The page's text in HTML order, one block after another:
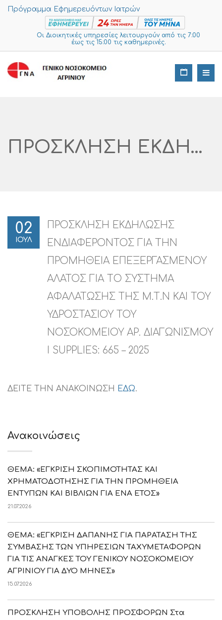
Πρόγραμμα Εφημερευόντων Ιατρών
Οι Διοικητικές υπηρεσίες λειτουργούν από τις 7:00
έως τις 15:00 τις καθημερινές.
ΠΡΟΣΚΛΗΣΗ ΕΚΔΗΛΩΣΗΣ ΕΝΔΙΑΦΕΡΟΝΤΟΣ ΓΙΑ ΤΗΝ ΠΡΟΜΗΘΕΙΑ ΕΠΕΞΕΡΓΑΣΜΕΝΟΥ ΑΛΑΤΟΣ ΓΙΑ ΤO ΣΥΣΤΗΜΑ ΑΦΑΛΑΤΩΣΗΣ ΤΗΣ Μ.Τ.Ν ΚΑΙ ΤΟΥ ΥΔΡΟΣΤΑΣΙΟΥ ΤΟΥ ΝΟΣΟΚΟΜΕΙΟΥ ΑΡ. ΔΙΑΓΩΝΙΣΜΟΥ I SUPPLIES: 665 – 2025
02
ΙΟΥΛ
ΠΡΟΣΚΛΗΣΗ ΕΚΔΗΛΩΣΗΣ
ΕΝΔΙΑΦΕΡΟΝΤΟΣ ΓΙΑ ΤΗΝ
ΠΡΟΜΗΘΕΙΑ ΕΠΕΞΕΡΓΑΣΜΕΝΟΥ
ΑΛΑΤΟΣ ΓΙΑ ΤO ΣΥΣΤΗΜΑ
ΑΦΑΛΑΤΩΣΗΣ ΤΗΣ Μ.Τ.Ν ΚΑΙ ΤΟΥ
ΥΔΡΟΣΤΑΣΙΟΥ ΤΟΥ
ΝΟΣΟΚΟΜΕΙΟΥ ΑΡ. ΔΙΑΓΩΝΙΣΜΟΥ
I SUPPLIES: 665 – 2025
ΔΕΙΤΕ ΤΗΝ ΑΝΑΚΟΙΝΩΣΗ ΕΔΩ.
Ανακοινώσεις
ΘΕΜΑ: «ΕΓΚΡΙΣΗ ΣΚΟΠΙΜΟΤΗΤΑΣ ΚΑΙ
ΧΡΗΜΑΤΟΔΟΤΗΣΗΣ ΓΙΑ ΤΗΝ ΠΡΟΜΗΘΕΙΑ
ΕΝΤΥΠΩΝ ΚΑΙ ΒΙΒΛΙΩΝ ΓΙΑ ΕΝΑ ΕΤΟΣ»
21.07.2026
ΘΕΜΑ: «ΕΓΚΡΙΣΗ ΔΑΠΑΝΗΣ ΓΙΑ ΠΑΡΑΤΑΣΗ ΤΗΣ
ΣΥΜΒΑΣΗΣ ΤΩΝ ΥΠΗΡΕΣΙΩΝ ΤΑΧΥΜΕΤΑΦΟΡΩΝ
ΓΙΑ ΤΙΣ ΑΝΑΓΚΕΣ ΤΟΥ ΓΕΝΙΚΟΥ ΝΟΣΟΚΟΜΕΙΟΥ
ΑΓΡΙΝΙΟΥ ΓΙΑ ΔΥΟ ΜΗΝΕΣ»
15.07.2026
ΠΡΟΣΚΛΗΣΗ ΥΠΟΒΟΛΗΣ ΠΡΟΣΦΟΡΩΝ Στα